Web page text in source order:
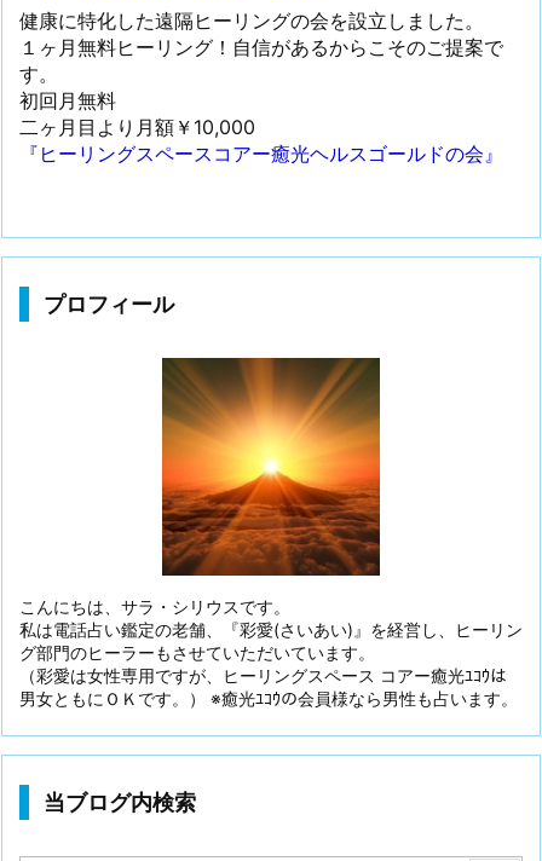
健康に特化した遠隔ヒーリングの会を設立しました。
１ヶ月無料ヒーリング！自信があるからこそのご提案で
す。
初回月無料
二ヶ月目より月額￥10,000
『ヒーリングスペースコアー癒光ヘルスゴールドの会』
プロフィール
こんにちは、サラ・シリウスです。
私は電話占い鑑定の老舗、『彩愛(さいあい)』を経営し、ヒーリン
グ部門のヒーラーもさせていただいています。
（彩愛は女性専用ですが、ヒーリングスペース コアー癒光ﾕｺｳは
男女ともにＯＫです。） ※癒光ﾕｺｳの会員様なら男性も占います。
当ブログ内検索